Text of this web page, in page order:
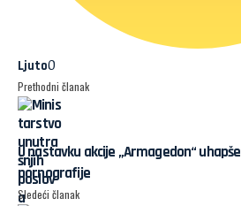
Ljuto0
Prethodni članak
U nastavku akcije „Armagedon“
pornografije
Sledeći članak